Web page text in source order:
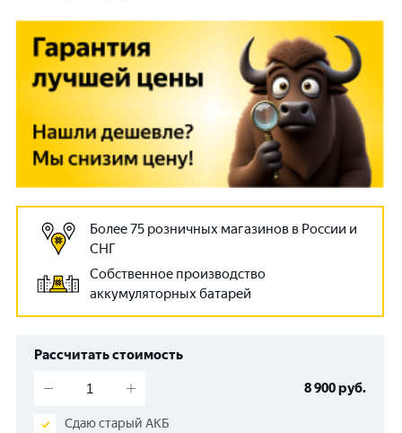
Более 75 розничных магазинов в России и
СНГ
Собственное производство
аккумуляторных батарей
Рассчитать стоимость
8 900руб.
Сдаю старый АКБ